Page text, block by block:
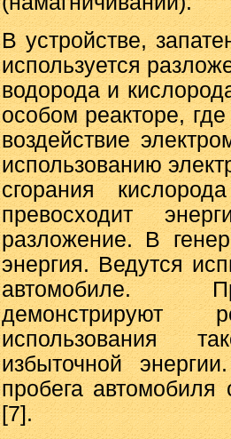
В устройстве,
используется
водорода и
особом реакторе,
воздействие
использованию
сгорания
превосходит
разложение. В
энергия. Ведутся
автомобиле.
демонстрируют
использования
избыточной
пробега автомобиля
[7].